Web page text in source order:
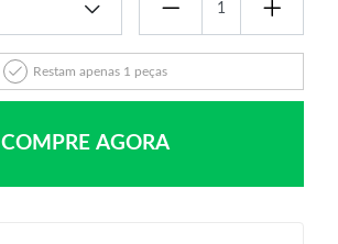
Restam apenas 1 peças
COMPRE AGORA